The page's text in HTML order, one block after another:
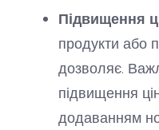
Підвищення
продукти або
дозволяє.
підвищення
додаванням